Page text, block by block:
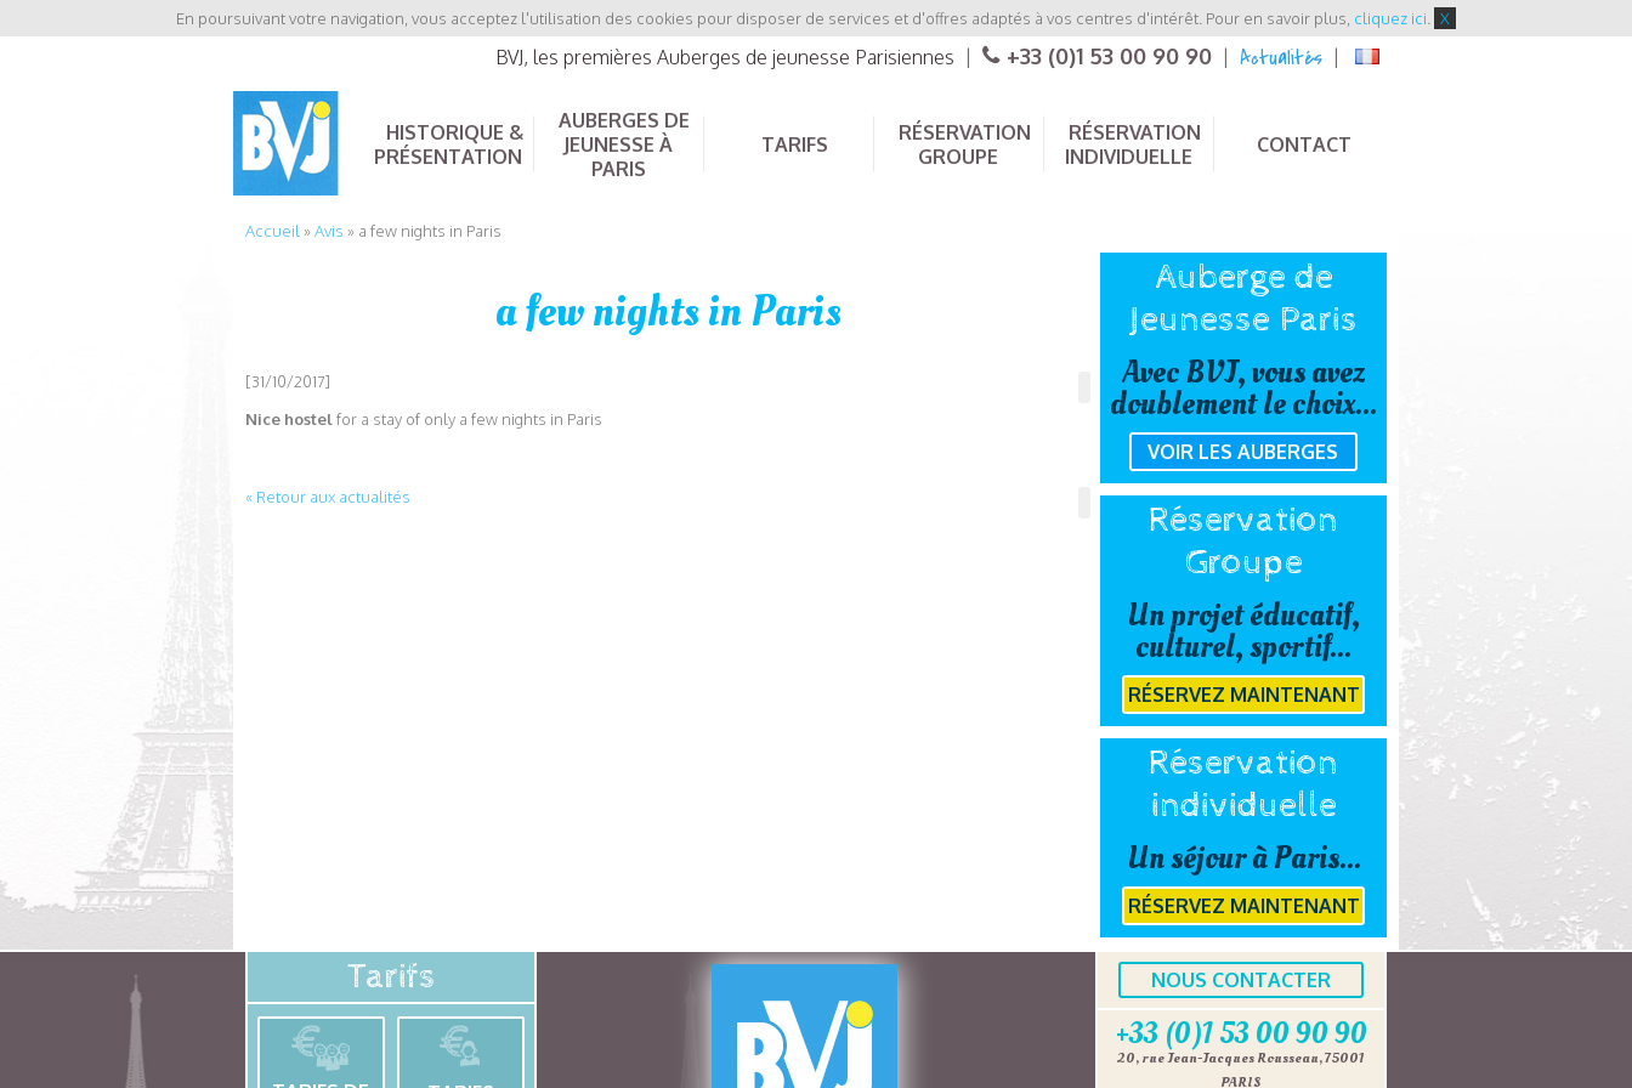
En poursuivant votre navigation, vous acceptez l'utilisation des cookies pour disposer de services et d'offres adaptés à vos centres d'intérêt. Pour en savoir plus, cliquez ici X
BVJ, les premières Auberges de jeunesse Parisiennes +33 (0)1 53 00 90 90 Actualités
HISTORIQUE &
PRÉSENTATION
AUBERGES DE
JEUNESSE À
PARIS
TARIFS
RÉSERVATION
GROUPE
RÉSERVATION
INDIVIDUELLE
CONTACT
Accueil »Avis » a few nights in Paris
a few nights in Paris
[31/10/2017]
Nice hostelfor a stay of only a few nights in Paris
« Retour aux actualités
Auberge de
Jeunesse Paris
Avec BVJ, vous avez
doublement le choix...
VOIR LES AUBERGES
Réservation
Groupe
Un projet éducatif,
culturel, sportif...
RÉSERVEZ MAINTENANT
Réservation
individuelle
Un séjour à Paris...
RÉSERVEZ MAINTENANT
Tarifs NOUS CONTACTER
+33 (0)1 53 00 90 90
20, rue Jean-Jacques Rousseau, 75001
PARIS